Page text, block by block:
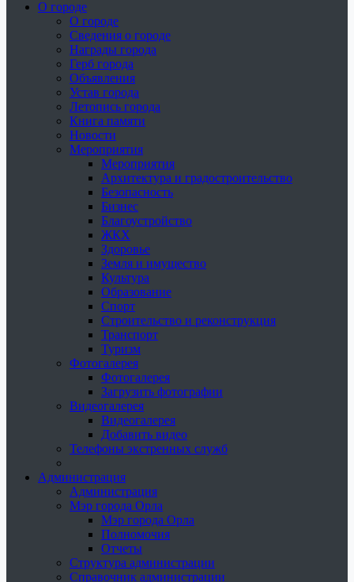
О городе
О городе
Сведения о городе
Награды города
Герб города
Объявления
Устав города
Летопись города
Книга памяти
Новости
Мероприятия
Мероприятия
Архитектура и градостроительство
Безопасность
Бизнес
Благоустройство
ЖКХ
Здоровье
Земля и имущество
Культура
Образование
Спорт
Строительство и реконструкция
Транспорт
Туризм
Фотогалерея
Фотогалерея
Загрузить фотографии
Видеогалерея
Видеогалерея
Добавить видео
Телефоны экстренных служб
Администрация
Администрация
Мэр города Орла
Мэр города Орла
Полномочия
Отчеты
Структура администрации
Справочник администрации